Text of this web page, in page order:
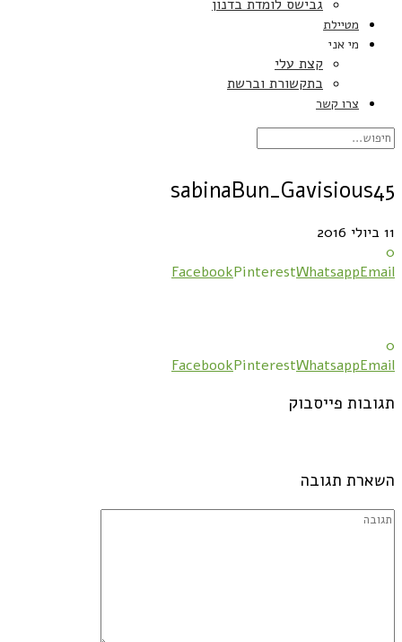
גבישס לומדת בדנון
מטיילת
מי אני
קצת עלי
בתקשורת וברשת
צרו קשר
sabinaBun_Gavisious45
11 ביולי 2016
0
FacebookPinterestWhatsappEmail
0
FacebookPinterestWhatsappEmail
תגובות פייסבוק
השארת תגובה